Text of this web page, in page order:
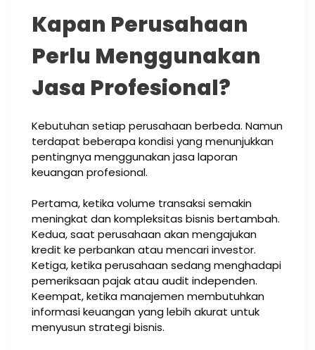
Kapan Perusahaan
Perlu Menggunakan
Jasa Profesional?
Kebutuhan setiap perusahaan berbeda. Namun
terdapat beberapa kondisi yang menunjukkan
pentingnya menggunakan jasa laporan
keuangan profesional.
Pertama, ketika volume transaksi semakin
meningkat dan kompleksitas bisnis bertambah.
Kedua, saat perusahaan akan mengajukan
kredit ke perbankan atau mencari investor.
Ketiga, ketika perusahaan sedang menghadapi
pemeriksaan pajak atau audit independen.
Keempat, ketika manajemen membutuhkan
informasi keuangan yang lebih akurat untuk
menyusun strategi bisnis.